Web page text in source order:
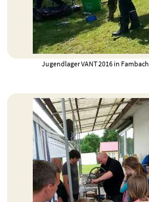
Jugendlager VANT 2016 in Fambach